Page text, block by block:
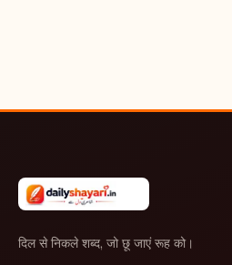
दिल से निकले शब्द, जो छू जाएं रूह को।